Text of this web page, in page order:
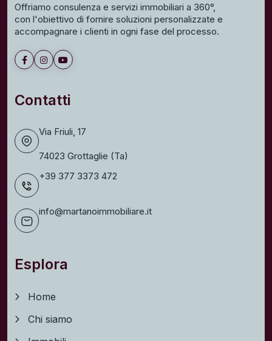
Offriamo consulenza e servizi immobiliari a 360°,
con l'obiettivo di fornire soluzioni personalizzate e
accompagnare i clienti in ogni fase del processo.
Contatti
Via Friuli, 17
74023 Grottaglie (Ta)
+39 377 3373 472
info@martanoimmobiliare.it
Esplora
Home
Chi siamo